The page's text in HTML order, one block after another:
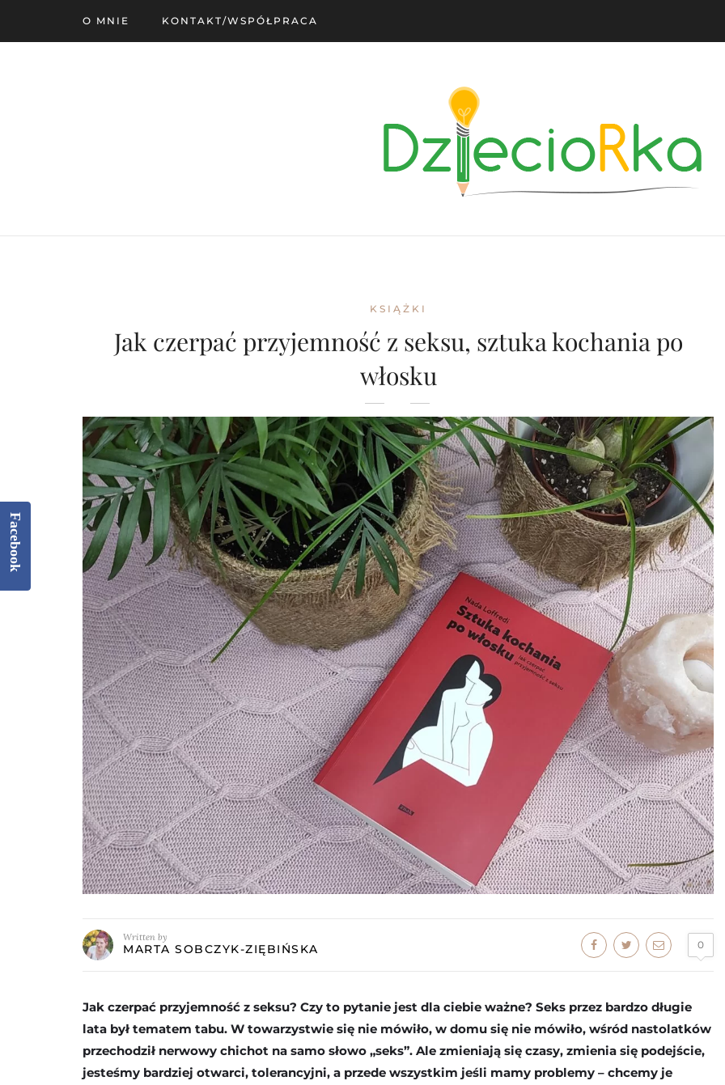
O MNIE KONTAKT/WSPÓŁPRACA
KSIĄŻKI
Jak czerpać przyjemność z seksu, sztuka kochania po
włosku
Written by
MARTA SOBCZYK-ZIĘBIŃSKA 0
Jak czerpać przyjemność z seksu? Czy to pytanie jest dla ciebie ważne? Seks przez bardzo długie
lata był tematem tabu. W towarzystwie się nie mówiło, w domu się nie mówiło, wśród nastolatków
przechodził nerwowy chichot na samo słowo „seks”. Ale zmieniają się czasy, zmienia się podejście,
jesteśmy bardziej otwarci, tolerancyjni, a przede wszystkim jeśli mamy problemy – chcemy je
Facebook